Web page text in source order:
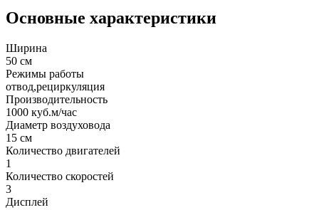
Основные характеристики
Ширина
50 см
Режимы работы
отвод,рециркуляция
Производительность
1000 куб.м/час
Диаметр воздуховода
15 см
Количество двигателей
1
Количество скоростей
3
Дисплей